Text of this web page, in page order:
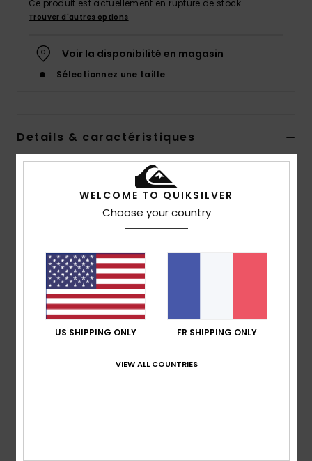
Ce produit est actuellement en rupture de stock.
Trouver d'autres options
Voir la disponibilité en magasin
Sélectionnez une taille
Details & caractéristiques
Sweat à capuche Bleu Garçons 2-7 ans
EQKFT03400 Code couleur ktp0
Matière :matière brossée en coton et polyester
[280 g/m2]
Coupe :coupe confortable
Encolure :encolure à capuche
Manches :manches longues
WELCOME TO QUIKSILVER
Choose your country
US SHIPPING ONLY FR SHIPPING ONLY
VIEW ALL COUNTRIES